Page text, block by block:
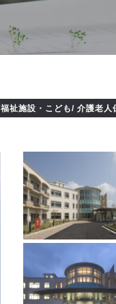
福祉施設・こども/ 介護老人